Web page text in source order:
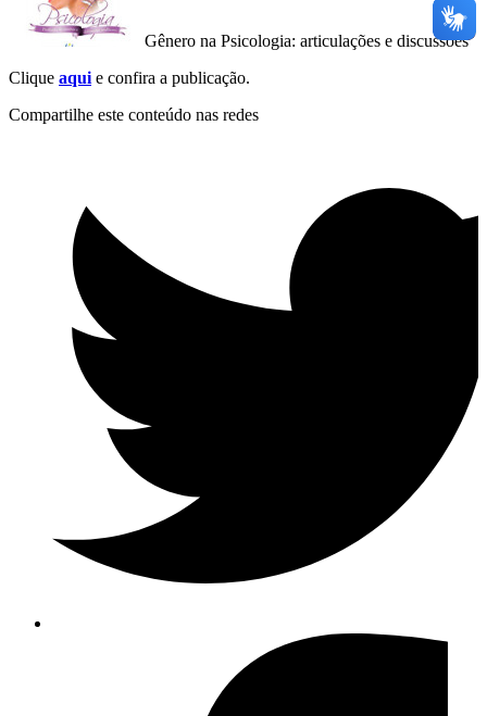
Gênero na Psicologia: articulações e discussões
Clique aqui e confira a publicação.
Compartilhe este conteúdo nas redes